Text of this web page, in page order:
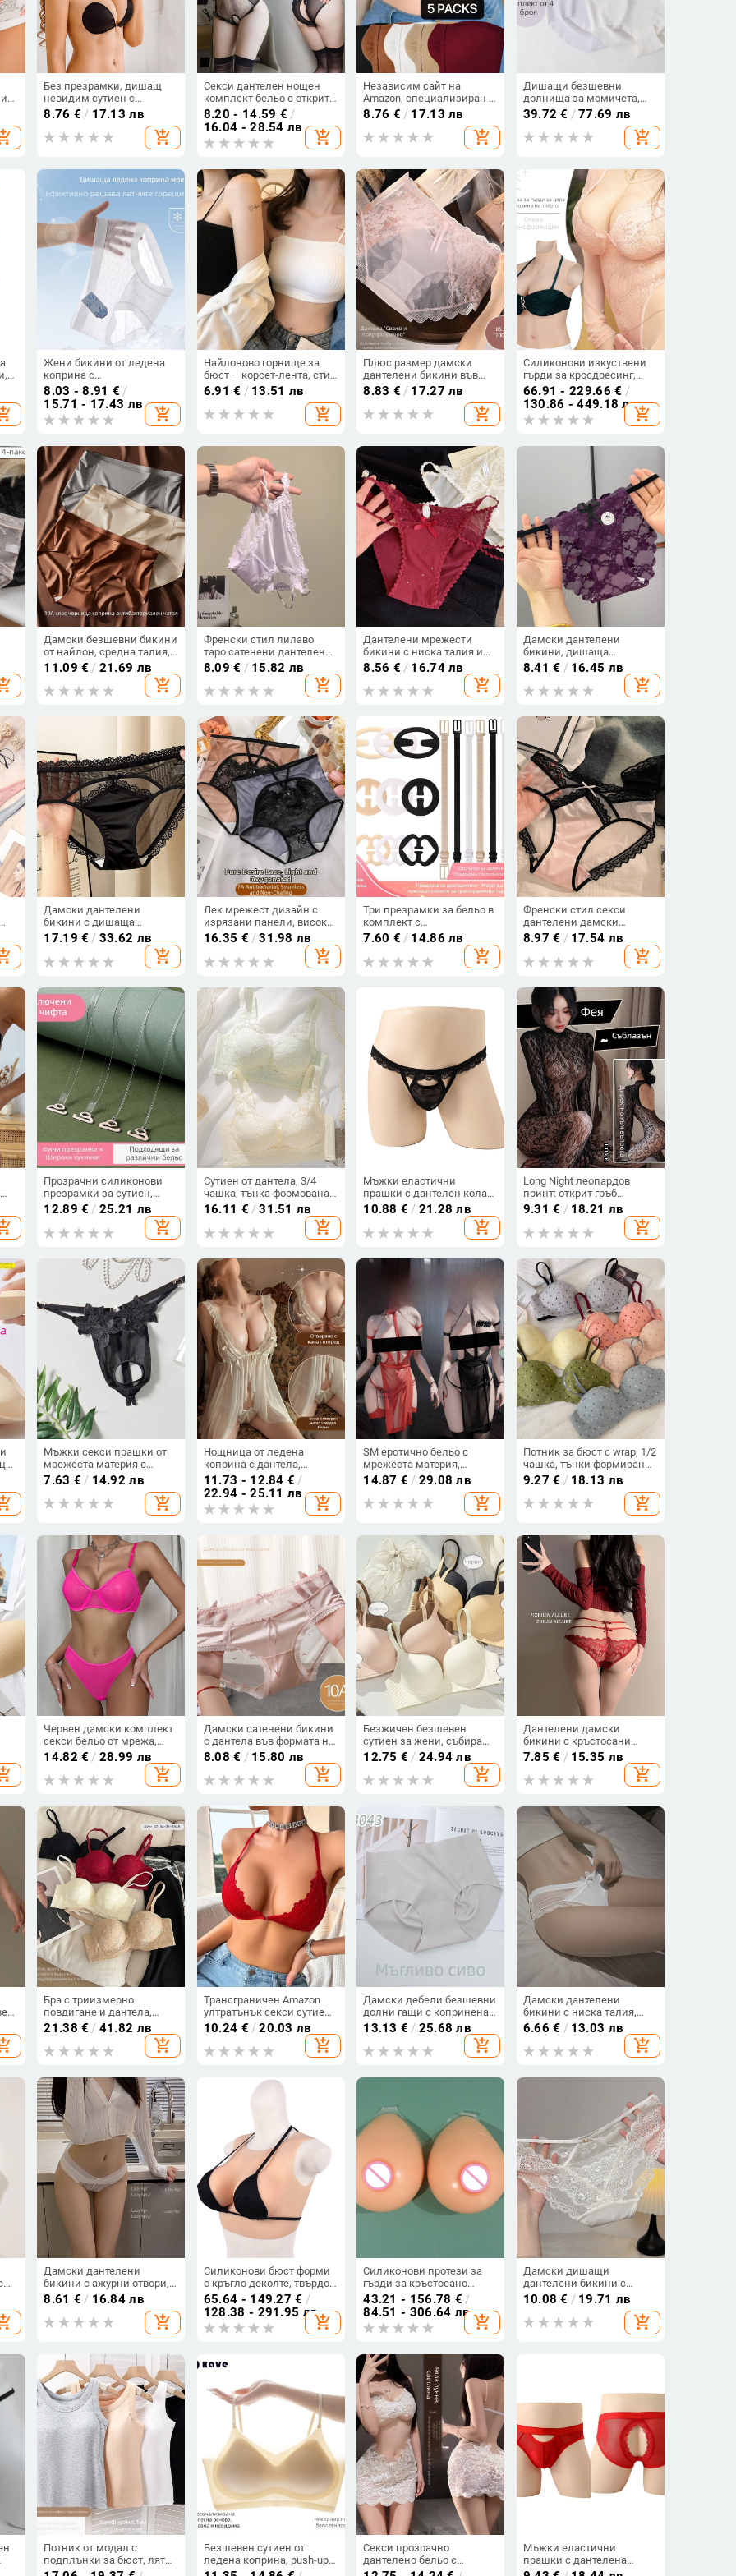
Без презрамки, дишащ
невидим сутиен с
повдигащ механизъм и
сватбена рокля,
силиконов сутиен,
неплъзгащ се пластир за
8.76 € / 17.13 лв
add_shopping_cart
Секси дантелен нощен
комплект бельо с открит
чатал, костюм
камериерка за ролеви
игри
8.20 - 14.59 € /
16.04 - 28.54 лв
add_shopping_cart
Независим сайт на
Amazon, специализиран в
сутиени за големи
размери без презрамки, с
корсет и закопчаване
отпред, с пуш-ъп ефект и
за износ.
8.76 € / 17.13 лв
add_shopping_cart
Дишащи безшевни
долнища за момичета,
средна талия, едно парче
39.72 € /77.69 лв
add_shopping_cart
Жени бикини от ледена
коприна с
антибактериални
свойства, дишащи,
висока еластичност и
комфорт без притискане;
подплата.
8.03 - 8.91 € /
15.71 - 17.43 лв
add_shopping_cart
Найлоново горнище за
бюст – корсет-лента, стил
жилетка, чашка 3/4, тънък
формован модел, дишащо
и безшевно
6.91 € / 13.51 лв
add_shopping_cart
Плюс размер дамски
дантелени бикини във
френски стил, прозрачен
мрежест дизайн, памучна
вложка, антибактериални
8.83 € / 17.27 лв
add_shopping_cart
Силиконови изкуствени
гърди за кросдресинг,
половин тяло, за мъже в
женски образ, cosplay
гърди и подплънки за
бюст
66.91 - 229.66 € /
130.86 - 449.18 лв
add_shopping_cart
Дамски безшевни бикини
от найлон, средна талия,
антибактериални и
дишащи, сатен Ice Silk
повърхност, подплата от
11.09 € / 21.69 лв
add_shopping_cart
Френски стил лилаво
таро сатенени дантелени
дамски прашки, ниска
талия, дишаща памучна
вложка
8.09 € / 15.82 лв
add_shopping_cart
Дантелени мрежести
бикини с ниска талия и
тънки презрамки
8.56 € / 16.74 лв
add_shopping_cart
Дамски дантелени
бикини, дишаща
мрежеста част, удължен
чат, безшевно, лек летен
модел
8.41 € / 16.45 лв
add_shopping_cart
Дамски дантелени
бикини с дишаща
мулберри коприна и
сатенова вложка, средна
талия, едноцветни
17.19 € / 33.62 лв
add_shopping_cart
Лек мрежест дизайн с
изрязани панели, висока
талия за стягане на
корема, дамски бикини с
повдигащ ефект, дантела,
дишащи, плюс размер
16.35 € /31.98 лв
add_shopping_cart
Три презрамки за бельо в
комплект с
противохлъзгащи
катарами и невидими
закопчалки
7.60 € / 14.86 лв
add_shopping_cart
Френски стил секси
дантелени дамски
бикини с мрежеста
материя и памучна
вложка, триъгълна кройка
8.97 € / 17.54 лв
add_shopping_cart
Прозрачни силиконови
презрамки за сутиен,
невидими и против
изплъзване, удължени
заменящи тънки
презрамки, прозрачен
12.89 € / 25.21 лв
add_shopping_cart
Сутиен от дантела, 3/4
чашка, тънка формована
чашка, повдигащ и
дишащ дизайн,
фиксирани двойни
презрамки, четири реда
16.11 € /31.51 лв
add_shopping_cart
Мъжки еластични
прашки с дантелен колан
и изрязани панели
10.88 € / 21.28 лв
add_shopping_cart
Long Night леопардов
принт: открит гръб
бодистокинг с чорапи и
мрежест дизайн –
дамско бельо
9.31 € / 18.21 лв
add_shopping_cart
Мъжки секси прашки от
мрежеста материя с
прозрачен дизайн и
открита зона
7.63 € / 14.92 лв
add_shopping_cart
Нощница от ледена
коприна с дантела,
прозираща, 80-90%
полиестер, сладък
женски стил
11.73 - 12.84 € /
22.94 - 25.11 лв
add_shopping_cart
SM еротично бельо с
мрежеста материя,
полиестер 70–80%
съдържание, униформен
стил, за жени
14.87 € / 29.08 лв
add_shopping_cart
Потник за бюст с wrap, 1/2
чашка, тънки формирани
чашки, Milk Silk,
полиестер 95–100%, стил
vest, японски стил
9.27 € / 18.13 лв
add_shopping_cart
Червен дамски комплект
секси бельо от мрежа,
прозрачен, с банели, 2
14.82 € / 28.99 лв
add_shopping_cart
Дамски сатенени бикини
с дантела във формата на
сърце и двойна панделка,
антибактериално бельо,
меко нюд усещане
8.08 € / 15.80 лв
add_shopping_cart
Безжичен безшевен
сутиен за жени, събира
страничните гърди, чашка
3/4, секси бюстгальтер
12.75 € / 24.94 лв
add_shopping_cart
Дантелени дамски
бикини с кръстосани
презрамки и ажурни
детайли, френски стил,
женствен силует, средна
талия, триъгълна кройка,
7.85 € / 15.35 лв
add_shopping_cart
Бра с триизмерно
повдигане и дантела,
чашка 1/2, свалящи се
двойни презрамки,
дишащ нейлон и дантела,
антихлъзгаща опора за
21.38 € / 41.82 лв
add_shopping_cart
Трансграничен Amazon
ултратънък секси сутиен
с голям размер, секси,
секси бельо с дантела,
безшевен, красив гръб
10.24 € /20.03 лв
add_shopping_cart
Дамски дебели безшевни
долни гащи с копринена
чатална вложка –
усещане за гола кожа,
леки, японски стил,
13.13 € / 25.68 лв
add_shopping_cart
Дамски дантелени
бикини с ниска талия,
памучно чатало, дишащи,
найлонова дантела, 41-
50d
6.66 € / 13.03 лв
add_shopping_cart
Дамски дантелени
бикини с ажурни отвори,
дишащи, ниска талия,
памучно чатче
8.61 € / 16.84 лв
add_shopping_cart
Силиконови бюст форми
с кръгло деколте, твърдо
ядро, размери C/D/F,
вмъкване за бюст
65.64 - 149.27 € /
128.38 - 291.95 лв
add_shopping_cart
Силиконови протези за
гърди за кръстосано
обличане, едно цяло
изделие, форма на капка
вода
43.21 - 156.78 € /
84.51 - 306.64 лв
add_shopping_cart
Дамски дишащи
дантелени бикини с
ниска талия, с изрязани
детайли, нежни към
кожата и удобни
10.08 € / 19.71 лв
add_shopping_cart
Потник от модал с
подплънки за бюст, лятна
основна дреха за носене
Безшевен сутиен от
ледена коприна, push-up
за малък бюст, летен
Секси прозрачно
дантелено бельо с
бродерия, прозрачна
Мъжки еластични
прашки с дантелена
мрежа